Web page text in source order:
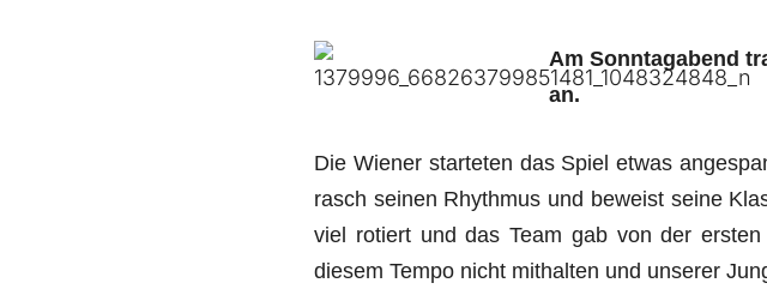
Am Sonntagabend
an.
Die Wiener starteten das Spiel etwas
rasch seinen Rhythmus und beweist seine
viel rotiert und das Team gab von der
diesem Tempo nicht mithalten und unserer